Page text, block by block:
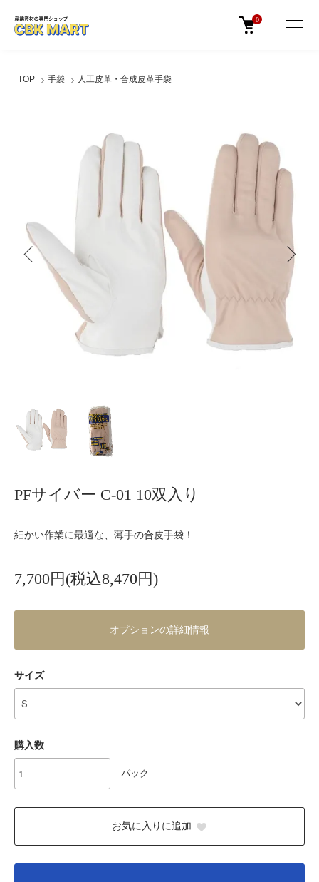
0
TOP 手袋 人工皮革・合成皮革手袋
PFサイバー C-01 10双入り
細かい作業に最適な、薄手の合皮手袋！
7,700円(税込8,470円)
オプションの詳細情報
サイズ
購入数
パック
お気に入りに追加